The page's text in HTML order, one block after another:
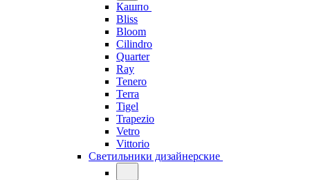
Кашпо
Bliss
Bloom
Cilindro
Quarter
Ray
Tenero
Terra
Tigel
Trapezio
Vetro
Vittorio
Светильники дизайнерские